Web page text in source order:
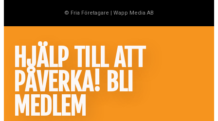
© Fria Företagare | Wapp Media AB
HJÄLP TILL ATT
PÅVERKA! BLI
MEDLEM